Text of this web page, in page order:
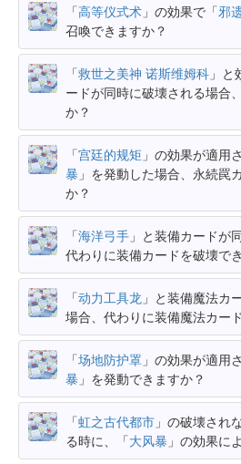
「高等仪式术 」の効果で「邪
召喚できますか？
「救世之美神 诺斯维姆科 」
ードが同時に破壊される場合
か？
「宫廷的规矩 」の効果が適用
暴 」を発動した場合、永続罠
か？
「海洋弓手 」と装備カードが
代わりに装備カードを破壊で
「动力工具龙 」と装備魔法カ
場合、代わりに装備魔法カー
「场地防护罩 」の効果が適用
暴 」を発動できますか？
「虹之古代都市 」の破壊され
る時に、「大风暴 」の効果に